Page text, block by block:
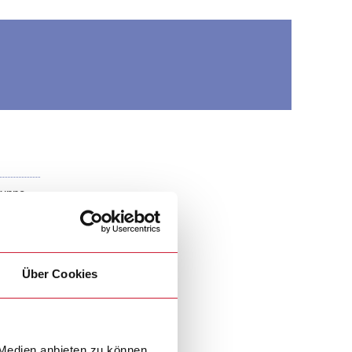
Über Cookies